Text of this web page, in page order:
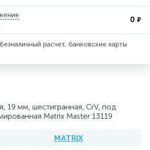
0 ₽
расчет, банковские карты
19 мм, шестигранная, CrV, под
Matrix Master 13119
MATRIX